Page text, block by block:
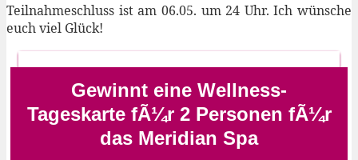
Teilnahmeschluss ist am 06.05. um 24 Uhr. Ich wünsche
euch viel Glück!